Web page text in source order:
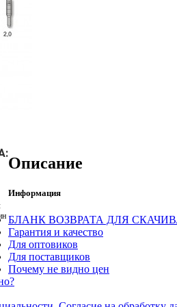
Описание
Информация
БЛАНК ВОЗВРАТА ДЛЯ
Гарантия и качество
Для оптовиков
Для поставщиков
Почему не видно цен